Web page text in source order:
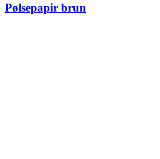
Pølsepapir brun